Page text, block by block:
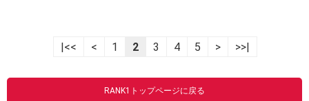
|<< < 1 2 3 4 5 > >>|
RANK1トップページに戻る